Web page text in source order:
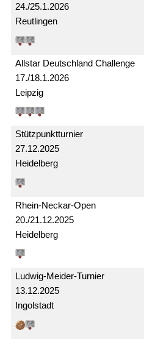
24./25.1.2026
Reutlingen
17./18.1.2026
Allstar Deutschland Challenge
Leipzig
27.12.2025
Stützpunkt­turnier
Heidelberg
20./21.12.2025
Rhein-Neckar-Open
Heidelberg
13.12.2025
Ludwig-Meider-Turnier
Ingolstadt